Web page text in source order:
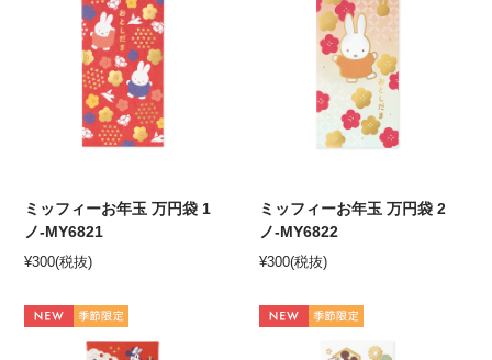
ミッフィーお年玉 万円袋 1
ノ-MY6821
¥300(税抜)
ミッフィーお年玉 万円袋 2
ノ-MY6822
¥300(税抜)